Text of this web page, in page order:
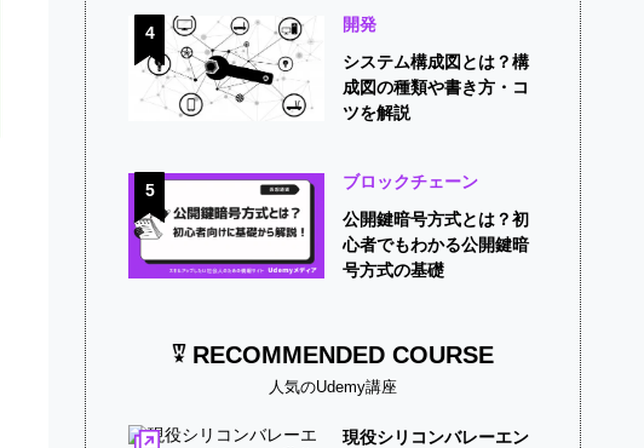
4
開発
システム構成図とは？構
成図の種類や書き方・コ
ツを解説
5
ブロックチェーン
公開鍵暗号方式とは？初
心者でもわかる公開鍵暗
号方式の基礎
RECOMMENDED COURSE
人気のUdemy講座
現役シリコンバレーエン